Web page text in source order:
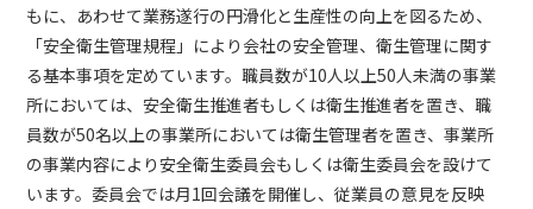
もに、あわせて業務遂行の円滑化と生産性の向上を図るため、
「安全衛生管理規程」により会社の安全管理、衛生管理に関す
る基本事項を定めています。職員数が10人以上50人未満の事業
所においては、安全衛生推進者もしくは衛生推進者を置き、職
員数が50名以上の事業所においては衛生管理者を置き、事業所
の事業内容により安全衛生委員会もしくは衛生委員会を設けて
います。委員会では月1回会議を開催し、従業員の意見を反映